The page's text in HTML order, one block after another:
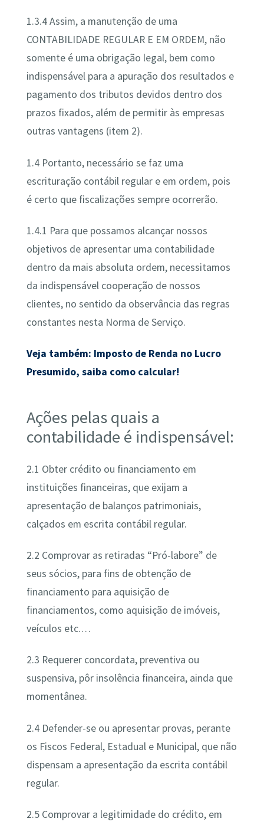
1.3.4 Assim, a manutenção de uma
CONTABILIDADE REGULAR E EM ORDEM, não
somente é uma obrigação legal, bem como
indispensável para a apuração dos resultados e
pagamento dos tributos devidos dentro dos
prazos fixados, além de permitir às empresas
outras vantagens (item 2).
1.4 Portanto, necessário se faz uma
escrituração contábil regular e em ordem, pois
é certo que fiscalizações sempre ocorrerão.
1.4.1 Para que possamos alcançar nossos
objetivos de apresentar uma contabilidade
dentro da mais absoluta ordem, necessitamos
da indispensável cooperação de nossos
clientes, no sentido da observância das regras
constantes nesta Norma de Serviço.
Veja também: Imposto de Renda no Lucro
Presumido, saiba como calcular!
Ações pelas quais a
contabilidade é indispensável:
2.1 Obter crédito ou financiamento em
instituições financeiras, que exijam a
apresentação de balanços patrimoniais,
calçados em escrita contábil regular.
2.2 Comprovar as retiradas “Pró-labore” de
seus sócios, para fins de obtenção de
financiamento para aquisição de
financiamentos, como aquisição de imóveis,
veículos etc.…
2.3 Requerer concordata, preventiva ou
suspensiva, pôr insolência financeira, ainda que
momentânea.
2.4 Defender-se ou apresentar provas, perante
os Fiscos Federal, Estadual e Municipal, que não
dispensam a apresentação da escrita contábil
regular.
2.5 Comprovar a legitimidade do crédito, em